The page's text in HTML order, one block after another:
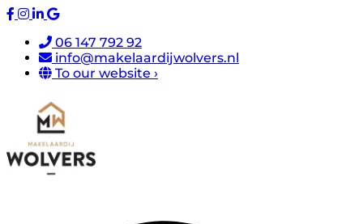
06 147 792 92
info@makelaardijwolvers.nl
To our website ›